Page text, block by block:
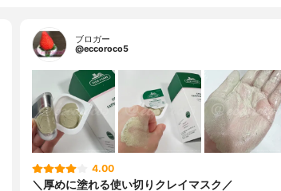
ブロガー
@eccoroco5
4.00
＼厚めに塗れる使い切りクレイマスク／